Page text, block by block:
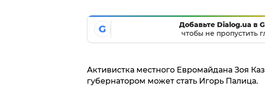
G
Добавьте Dialog.ua в
чтобы не пропустить
Активистка местного Евромайдана Зоя
губернатором может стать Игорь Палица.